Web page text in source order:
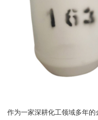
作为一家深耕化工领域多年